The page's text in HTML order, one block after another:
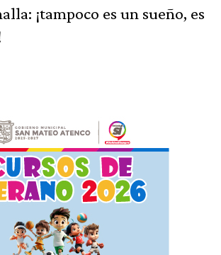
¡tampoco es un sueño, es